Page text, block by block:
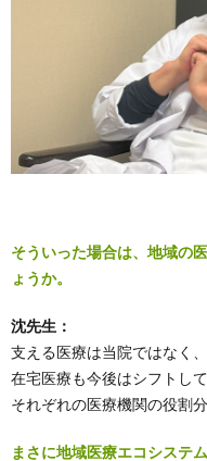
そういった場合は、地域の
ょうか。
沈先生：
支える医療は当院ではなく
在宅医療も今後はシフトし
それぞれの医療機関の役割
まさに地域医療エコシステ